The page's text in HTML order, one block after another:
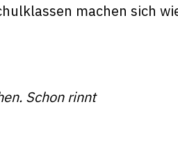
machen sich
Schon rinnt